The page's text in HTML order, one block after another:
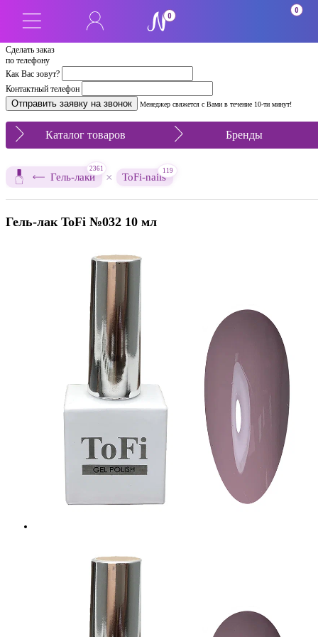
Сделать заказ
по телефону
Как Вас зовут?
Контактный телефон
Менеджер свяжется с Вами в течение 10-ти минут!
0
0
Каталог товаров Бренды
Гель-лаки
2361
× ToFi-nails
119
Гель-лак ToFi №032 10 мл